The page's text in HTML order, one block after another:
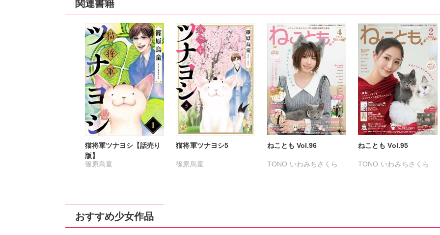
関連書籍
猫将軍ツナヨシ【話売り
版】
篠原烏童
猫将軍ツナヨシ5
篠原烏童
ねことも Vol.96
TONO いわみちさくら
なつき千穂
ねことも Vol.95
TONO いわみちさくら
なかやまさち
おすすめ少女作品